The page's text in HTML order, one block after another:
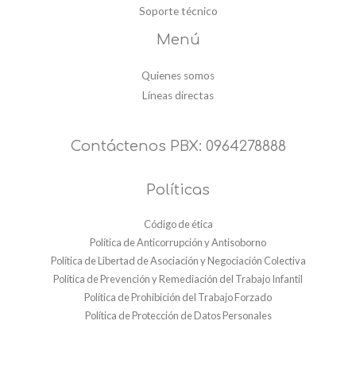
Soporte técnico
Menú
Quienes somos
Líneas directas
Contáctenos PBX: 0964278888
Políticas
Código de ética
Política de Anticorrupción y Antisoborno
Política de Libertad de Asociación y Negociación Colectiva
Política de Prevención y Remediación del Trabajo Infantil
Política de Prohibición del Trabajo Forzado
Política de Protección de Datos Personales